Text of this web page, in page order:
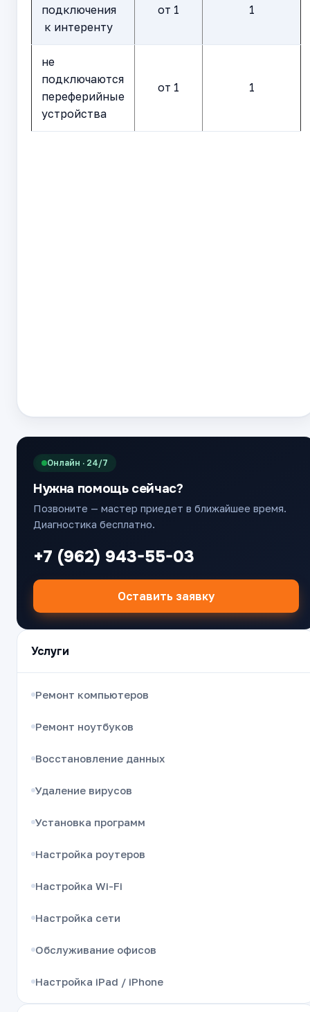
подключения
к интеренту
от 1 1
не
подключаются
переферийные
устройства
от 1 1
Онлайн · 24/7
Нужна помощь сейчас?
Позвоните — мастер приедет в ближайшее время.
Диагностика бесплатно.
+7 (962) 943-55-03
Оставить заявку
Услуги
Ремонт компьютеров
Ремонт ноутбуков
Восстановление данных
Удаление вирусов
Установка программ
Настройка роутеров
Настройка Wi-Fi
Настройка сети
Обслуживание офисов
Настройка iPad / iPhone